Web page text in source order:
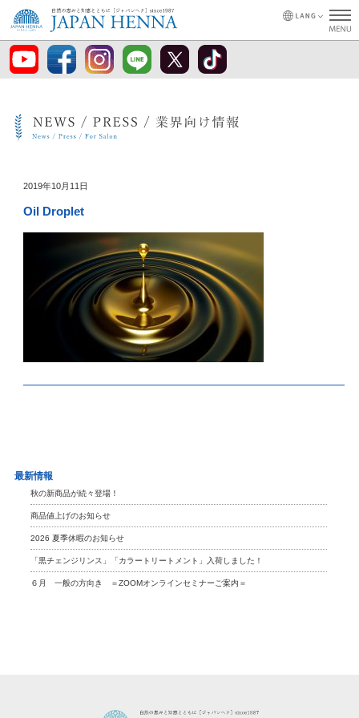
2019年10月11日
Oil Droplet
最新情報
秋の新商品が続々登場！
商品値上げのお知らせ
2026 夏季休暇のお知らせ
「黒チェンジリンス」「カラートリートメント」入荷しました！
６月 一般の方向き ＝ZOOMオンラインセミナーご案内＝